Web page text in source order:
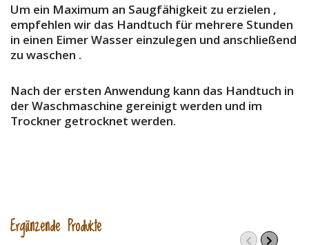
Um ein Maximum an Saugfähigkeit zu erzielen ,
empfehlen wir das Handtuch für mehrere Stunden
in einen Eimer Wasser einzulegen und anschließend
zu waschen .
Nach der ersten Anwendung kann das Handtuch in
der Waschmaschine gereinigt werden und im
Trockner getrocknet werden.
Ergänzende Produkte